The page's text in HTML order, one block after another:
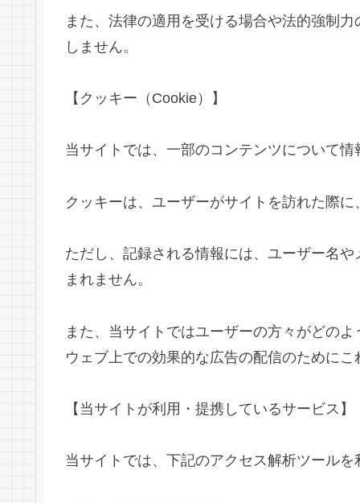
また、法律の適用を受ける場合や法的強制
しません。
【クッキー（Cookie）】
当サイトでは、一部のコンテンツについて
クッキーは、ユーザーがサイトを訪れた際
ただし、記録される情報には、ユーザー名
まれません。
また、当サイトではユーザーの方々がどの
ウェブ上での効果的な広告の配信のために
【当サイトが利用・提携しているサービス】
当サイトでは、下記のアクセス解析ツールを